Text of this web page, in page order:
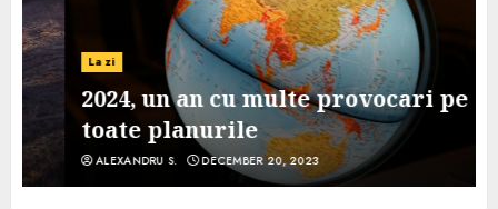
La zi
2024, un an cu multe provocari pe
toate planurile
ALEXANDRU S. DECEMBER 20, 2023